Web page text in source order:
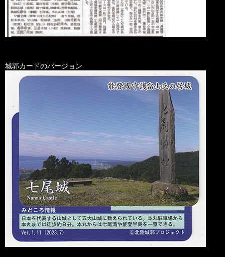
城郭カードのバージョン